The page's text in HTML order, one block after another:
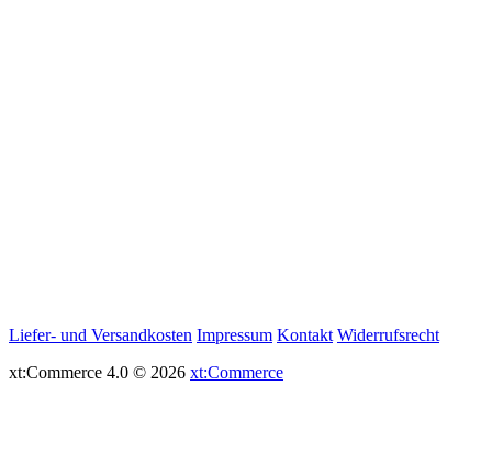
Liefer- und Versandkosten Impressum Kontakt Widerrufsrecht
xt:Commerce 4.0 © 2026 xt:Commerce